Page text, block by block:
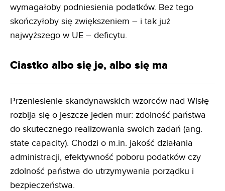
wymagałoby podniesienia podatków. Bez tego
skończyłoby się zwiększeniem – i tak już
najwyższego w UE – deficytu.
Ciastko albo się je, albo się ma
Przeniesienie skandynawskich wzorców nad Wisłę
rozbija się o jeszcze jeden mur: zdolność państwa
do skutecznego realizowania swoich zadań (ang.
state capacity). Chodzi o m.in. jakość działania
administracji, efektywność poboru podatków czy
zdolność państwa do utrzymywania porządku i
bezpieczeństwa.